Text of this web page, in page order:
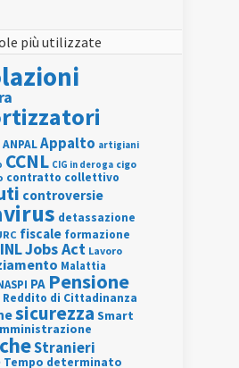
più utilizzate
ANPALAppalto artigiani
CCNL CIG in deroga cigo
contratto collettivo
controversie
detassazione
fiscale formazione
INLJobs Act Lavoro
Malattia
PA Pensione
Reddito di Cittadinanza
sicurezza Smart
Stranieri
Tempo determinato